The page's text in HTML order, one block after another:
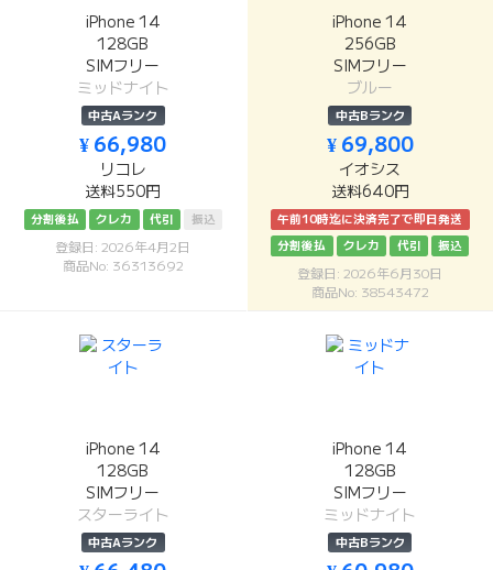
iPhone 14
128GB
SIMフリー
ミッドナイト
中古Aランク
¥ 66,980
リコレ
送料550円
分割後払 クレカ 代引 振込
登録日: 2026年4月2日
商品No: 36313692
iPhone 14
256GB
SIMフリー
ブルー
中古Bランク
¥ 69,800
イオシス
送料640円
午前10時迄に決済完了で即日発送
分割後払
クレカ 代引 振込
登録日: 2026年6月30日
商品No: 38543472
iPhone 14
128GB
SIMフリー
スターライト
中古Aランク
iPhone 14
128GB
SIMフリー
ミッドナイト
中古Bランク